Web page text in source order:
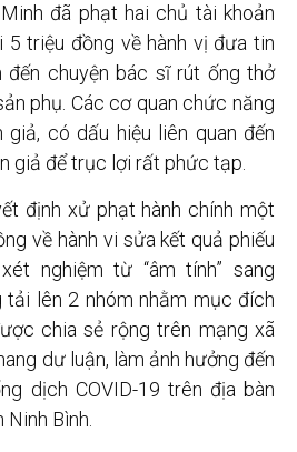
đã phạt hai chủ tài khoản
5 triệu đồng về hành vị đưa tin
chuyện bác sĩ rút ống thở
phụ. Các cơ quan chức năng
giả, có dấu hiệu liên quan đến
giả để trục lợi rất phức tạp.
định xử phạt hành chính một
về hành vi sửa kết quả phiếu
nghiệm từ “âm tính” sang
tải lên 2 nhóm nhằm mục đích
chia sẻ rộng trên mạng xã
dư luận, làm ảnh hưởng đến
dịch COVID-19 trên địa bàn
Bình.